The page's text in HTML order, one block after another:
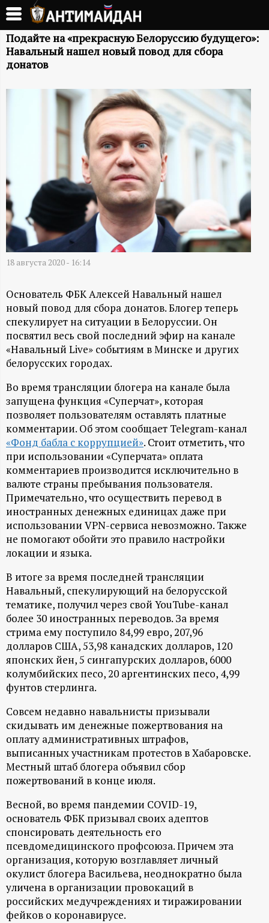
Перейти
основному
содержанию
А
Н
Т
А
Й
Д
А
Н
-
и
н
ф
о
р
м
а
ц
и
о
н
н
ы
й
п
о
р
т
а
л
Подайте на «прекрасную Белоруссию будущего»:
Навальный нашел новый повод для сбора
донатов
18 августа 2020 - 16:14
Основатель ФБК Алексей Навальный нашел
новый повод для сбора донатов. Блогер теперь
спекулирует на ситуации в Белоруссии. Он
посвятил весь свой последний эфир на канале
«Навальный Live» событиям в Минске и других
белорусских городах.
Во время трансляции блогера на канале была
запущена функция «Суперчат», которая
позволяет пользователям оставлять платные
комментарии. Об этом сообщает Telegram-канал
«Фонд бабла с коррупцией». Стоит отметить, что
при использовании «Суперчата» оплата
комментариев производится исключительно в
валюте страны пребывания пользователя.
Примечательно, что осуществить перевод в
иностранных денежных единицах даже при
использовании VPN-сервиса невозможно. Также
не помогают обойти это правило настройки
локации и языка.
В итоге за время последней трансляции
Навальный, спекулирующий на белорусской
тематике, получил через свой YouTube-канал
более 30 иностранных переводов. За время
стрима ему поступило 84,99 евро, 207,96
долларов США, 53,98 канадских долларов, 120
японских йен, 5 сингапурских долларов, 6000
колумбийских песо, 20 аргентинских песо, 4,99
фунтов стерлинга.
Совсем недавно навальнисты призывали
скидывать им денежные пожертвования на
оплату административных штрафов,
выписанных участникам протестов в Хабаровске.
Местный штаб блогера объявил сбор
пожертвований в конце июля.
Весной, во время пандемии COVID-19,
основатель ФБК призывал своих адептов
спонсировать деятельность его
псевдомедицинского профсоюза. Причем эта
организация, которую возглавляет личный
окулист блогера Васильева, неоднократно была
уличена в организации провокаций в
российских медучреждениях и тиражировании
фейков о коронавирусе.